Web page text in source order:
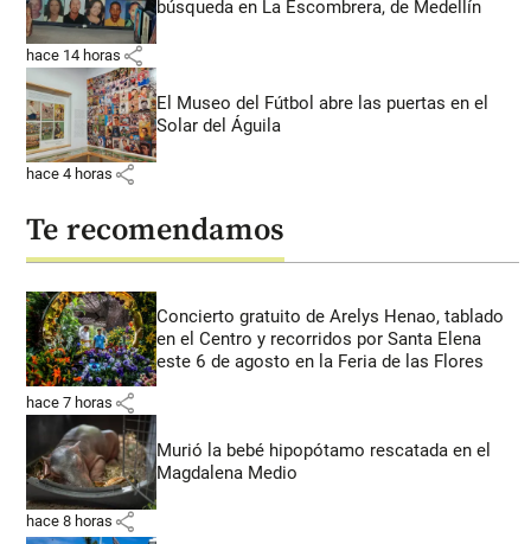
búsqueda en La Escombrera, de Medellín
hace 14 horas share
El Museo del Fútbol abre las puertas en el
Solar del Águila
hace 4 horas share
Te recomendamos
Concierto gratuito de Arelys Henao, tablado
en el Centro y recorridos por Santa Elena
este 6 de agosto en la Feria de las Flores
hace 7 horas share
Murió la bebé hipopótamo rescatada en el
Magdalena Medio
hace 8 horas share